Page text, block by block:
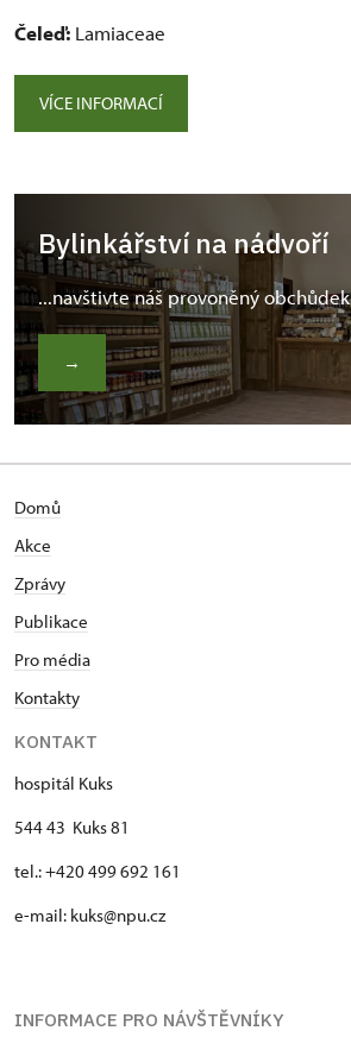
Čeleď: Lamiaceae
VÍCE INFORMACÍ
Bylinkářství na nádvoří
...navštivte náš provoněný obchůdek
→
Domů
Akce
Zprávy
Publikace
Pro média
Kontakty
KONTAKT
hospitál Kuks
544 43 Kuks 81
tel.: +420 499 692 161
e-mail: kuks@npu.cz
INFORMACE PRO NÁVŠTĚVNÍKY